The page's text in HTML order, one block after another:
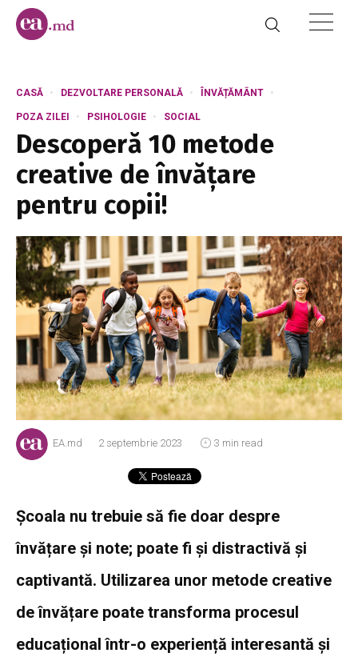
CASĂ DEZVOLTARE PERSONALĂ ÎNVĂȚĂMÂNT
POZA ZILEI PSIHOLOGIE SOCIAL
Descoperă 10 metode
creative de învățare
pentru copii!
EA.md 2 septembrie 2023 3 min read
Școala nu trebuie să fie doar despre
învățare și note; poate fi și distractivă și
captivantă. Utilizarea unor metode creative
de învățare poate transforma procesul
educațional într-o experiență interesantă și